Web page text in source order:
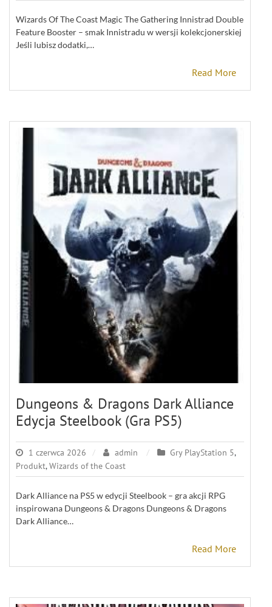
Wizards Of The Coast Magic The Gathering Innistrad Double
Feature Booster – smak Innistradu w wersji kolekcjonerskiej
Jeśli lubisz dodatki,…
Read More
Dungeons & Dragons Dark Alliance
Edycja Steelbook (Gra PS5)
1 czerwca 2026 admin Gry PlayStation 5,
Produkt,Wizards of the Coast
Dark Alliance na PS5 w edycji Steelbook – gra akcji RPG
inspirowana Dungeons & Dragons Dungeons & Dragons
Dark Alliance…
Read More